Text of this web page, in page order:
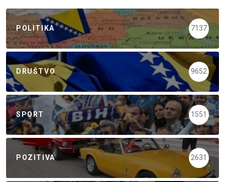
POLITIKA 7137
DRUŠTVO 9652
SPORT 1551
POZITIVA 2631